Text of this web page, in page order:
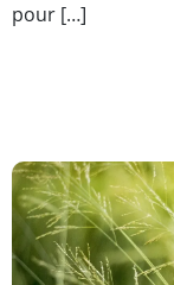
pour […]